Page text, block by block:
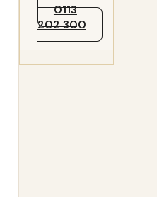
0113
202 300